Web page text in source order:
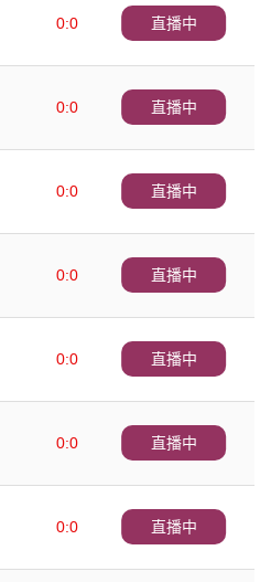
0:0
直播中
0:0
直播中
0:0
直播中
0:0
直播中
0:0
直播中
0:0
直播中
0:0
直播中